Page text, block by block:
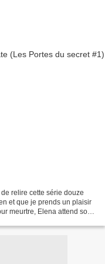
relire cette série douze
et que je prends un plaisir
meurtre, Elena attend son